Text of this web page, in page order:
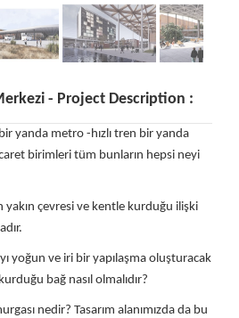
- Project Description :
yanda metro -hızlı tren bir yanda
birimleri tüm bunların hepsi neyi
yakın çevresi ve kentle kurduğu ilişki
yoğun ve iri bir yapılaşma oluşturacak
bağ nasıl olmalıdır?
nedir? Tasarım alanımızda da bu